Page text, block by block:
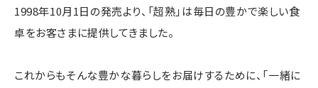
1998年10月1日の発売より、「超熟」は毎日の豊かで楽しい食
卓をお客さまに提供してきました。
これからもそんな豊かな暮らしをお届けするために、「一緒に